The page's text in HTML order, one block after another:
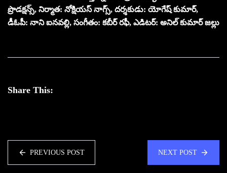
ప్రొడక్షన్స్‌, నిర్మాత: నోక్షియస్‌ నాగ్స్‌, దర్శకుడు: యోగేష్‌ కుమార్‌,
డీఓపీ: నాని ఐనవల్లి, సంగీతం: కబీర్‌ రఫీ, ఎడిటర్‌: అనిల్‌ కుమార్‌ జల్లు
Share This:
PREVIOUS POST NEXT POST